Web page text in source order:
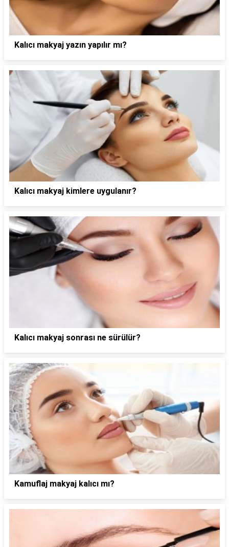
Kalıcı makyaj yazın yapılır mı?
Kalıcı makyaj kimlere uygulanır?
Kalıcı makyaj sonrası ne sürülür?
Kamuflaj makyaj kalıcı mı?